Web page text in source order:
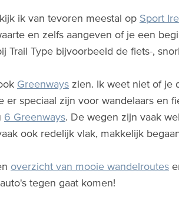
ik van tevoren meestal op Sport
en zelfs aangeven of je een
Trail Type bijvoorbeeld de fiets-,
Greenways zien. Ik weet niet of je
er speciaal zijn voor wandelaars en
6 Greenways. De wegen zijn vaak
ook redelijk vlak, makkelijk
overzicht van mooie wandelroutes
tegen gaat komen!